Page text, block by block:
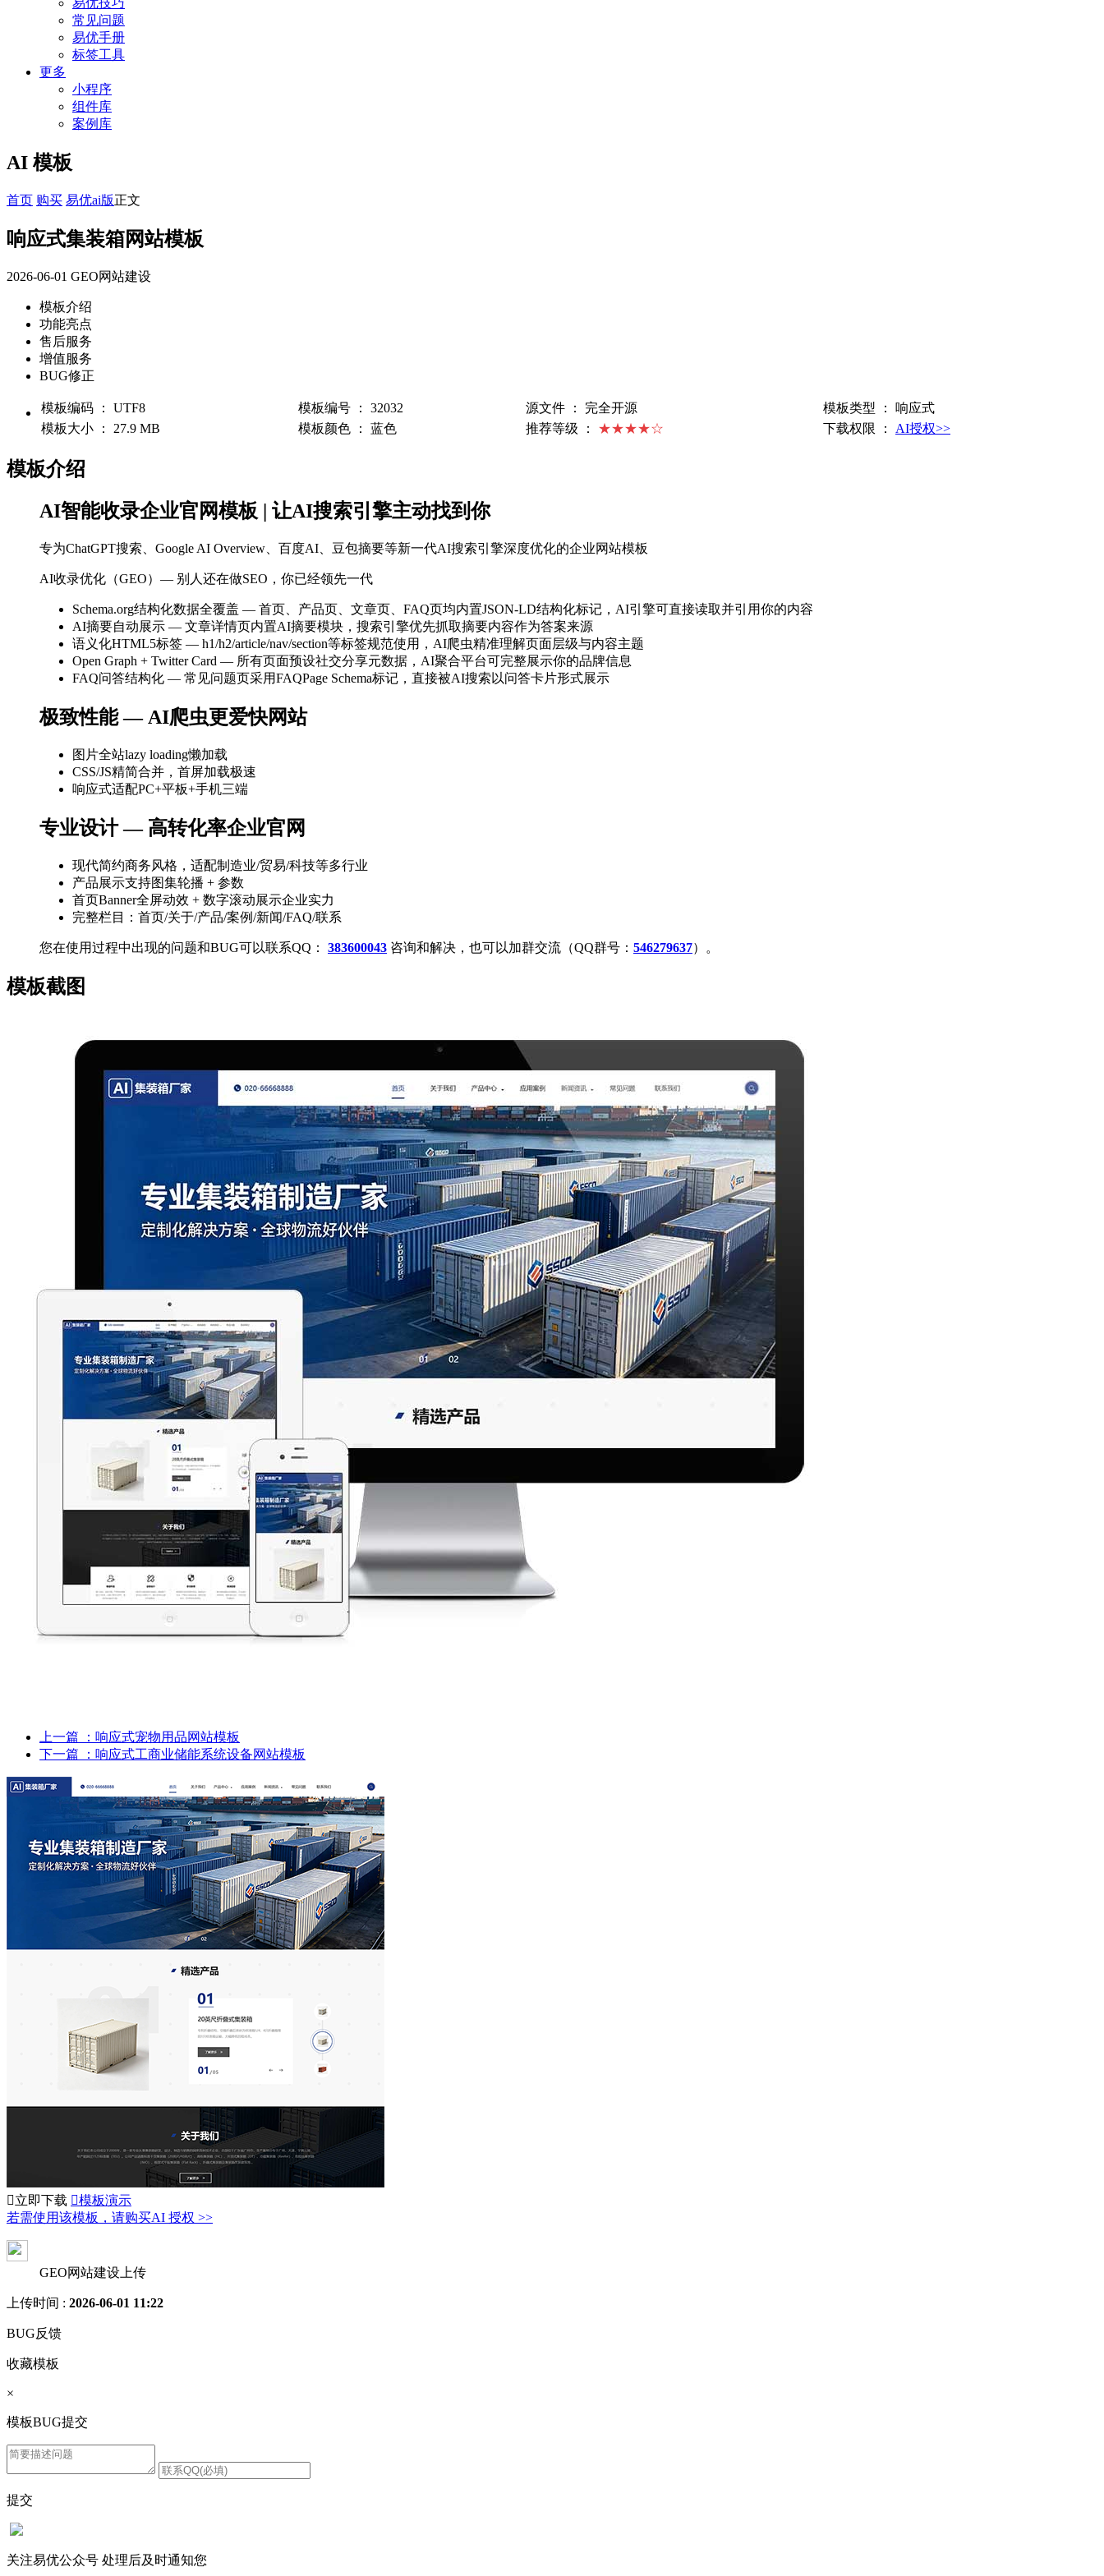
易优技巧
常见问题
易优手册
标签工具
更多
小程序
组件库
案例库
AI 模板
首页 购买 易优ai版正文
响应式集装箱网站模板
2026-06-01 GEO网站建设
模板介绍
功能亮点
售后服务
增值服务
BUG修正
模板编码 ： UTF8 模板编号 ： 32032 源文件 ： 完全开源
模板类型 ： 响应式
模板大小 ： 27.9 MB
模板颜色 ： 蓝色 推荐等级 ： ★★★★☆ 下载权限 ： AI授权>>
模板介绍
AI智能收录企业官网模板 | 让AI搜索引擎主动找到你
专为ChatGPT搜索、Google AI Overview、百度AI、豆包摘要等新一代AI搜索引擎深度优化的企业网站模板
AI收录优化（GEO）— 别人还在做SEO，你已经领先一代
Schema.org结构化数据全覆盖 — 首页、产品页、文章页、FAQ页均内置JSON-LD结构化标记，AI引擎可直接读取并引用你的内容
AI摘要自动展示 — 文章详情页内置AI摘要模块，搜索引擎优先抓取摘要内容作为答案来源
语义化HTML5标签 — h1/h2/article/nav/section等标签规范使用，AI爬虫精准理解页面层级与内容主题
Open Graph + Twitter Card — 所有页面预设社交分享元数据，AI聚合平台可完整展示你的品牌信息
FAQ问答结构化 — 常见问题页采用FAQPage Schema标记，直接被AI搜索以问答卡片形式展示
极致性能 — AI爬虫更爱快网站
图片全站lazy loading懒加载
CSS/JS精简合并，首屏加载极速
响应式适配PC+平板+手机三端
专业设计 — 高转化率企业官网
现代简约商务风格，适配制造业/贸易/科技等多行业
产品展示支持图集轮播 + 参数
首页Banner全屏动效 + 数字滚动展示企业实力
完整栏目：首页/关于/产品/案例/新闻/FAQ/联系
您在使用过程中出现的问题和BUG可以联系QQ： 383600043 咨询和解决，也可以加群交流（QQ群号： 546279637）。
模板截图
上一篇
：响应式宠物用品网站模板
下一篇
：响应式工商业储能系统设备网站模板
立即下载 模板演示
若需使用该模板，请购买AI 授权 >>
GEO网站建设上传
上传时间 : 2026-06-01 11:22
BUG反馈
收藏模板
×
模板BUG提交
提交
关注易优公众号 处理后及时通知您